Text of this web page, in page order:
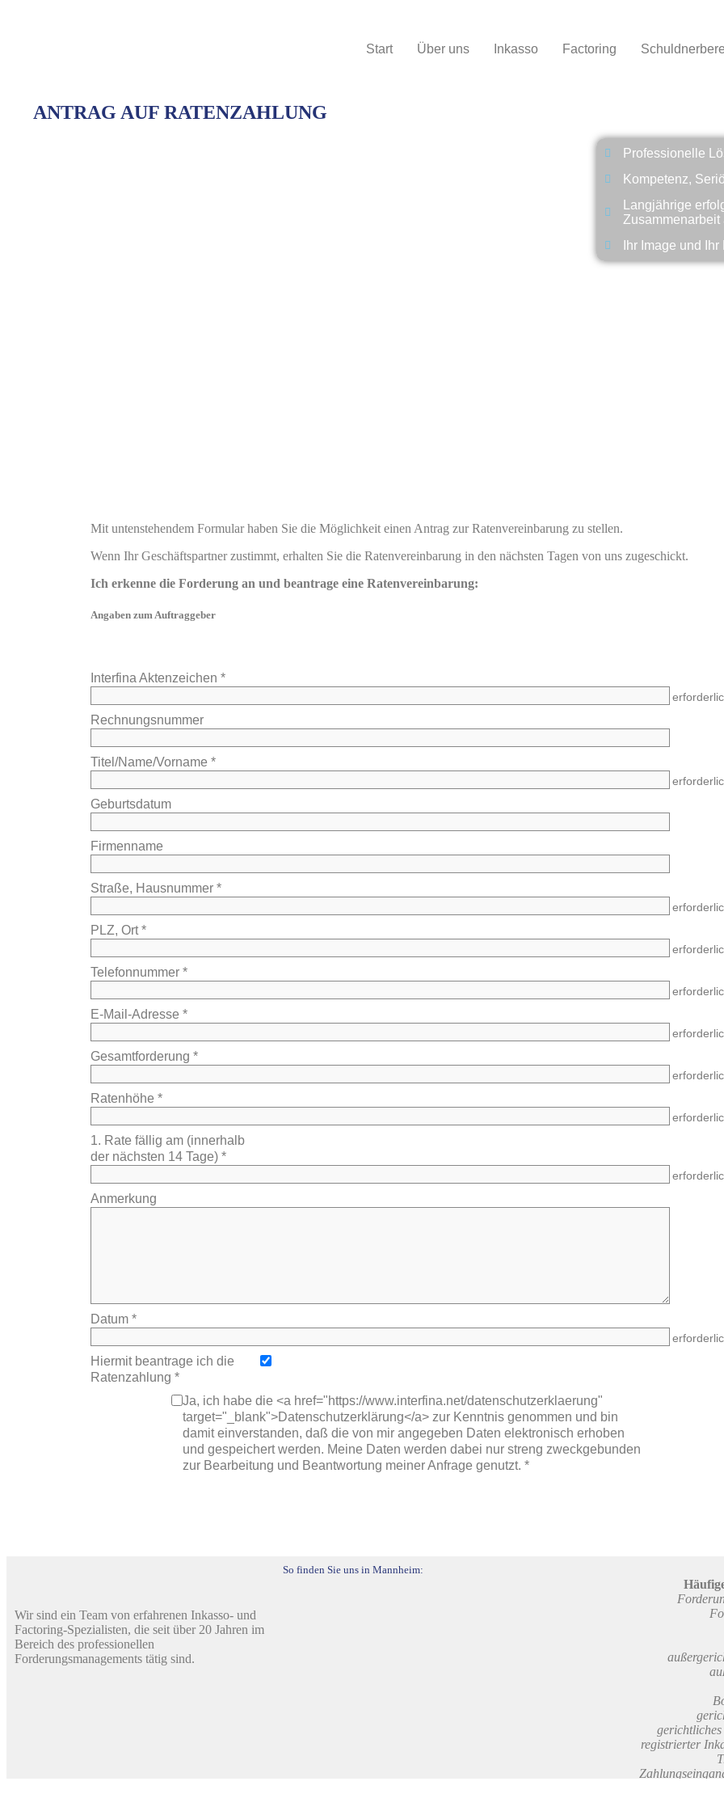
Start Über uns Inkasso Factoring
ANTRAG AUF RATENZAHLUNG
Professionelle
Kompetenz,
Langjährige
Ihr Image und
Mit untenstehendem Formular haben Sie die Möglichkeit einen Antrag zur Ratenvereinbarung zu stellen.
Wenn Ihr Geschäftspartner zustimmt, erhalten Sie die Ratenvereinbarung in den nächsten Tagen von uns zugeschickt.
Ich erkenne die Forderung an und beantrage eine Ratenvereinbarung:
Angaben zum Auftraggeber
Interfina Aktenzeichen *
Rechnungsnummer
Titel/Name/Vorname *
Geburtsdatum
Firmenname
Straße, Hausnummer *
PLZ, Ort *
Telefonnummer *
E-Mail-Adresse *
Gesamtforderung *
Ratenhöhe *
1. Rate fällig am (innerhalb
der nächsten 14 Tage) *
Anmerkung
Datum *
Hiermit beantrage ich die
Ratenzahlung *
Ja, ich habe die <a href="https://www.interfina.net/datenschutzerklaerung"
target="_blank">Datenschutzerklärung</a> zur Kenntnis genommen und bin
damit einverstanden, daß die von mir angegeben Daten elektronisch erhoben
und gespeichert werden. Meine Daten werden dabei nur streng zweckgebunden
zur Bearbeitung und Beantwortung meiner Anfrage genutzt. *
Wir sind ein Team von erfahrenen Inkasso- und
Factoring-Spezialisten, die seit über 20 Jahren im
Bereich des professionellen
Forderungsmanagements tätig sind.
So finden Sie uns in Mannheim:
registrierter